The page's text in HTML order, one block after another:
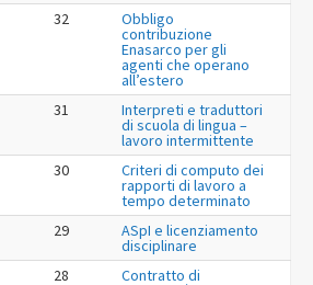
32 Obbligo
contribuzione
Enasarco per gli
agenti che operano
all’estero
31 Interpreti e traduttori
di scuola di lingua –
lavoro intermittente
30 Criteri di computo dei
rapporti di lavoro a
tempo determinato
29 ASpI e licenziamento
disciplinare
28 Contratto di